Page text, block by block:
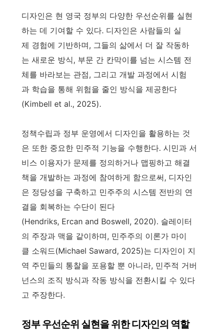
디자인은 현 영국 정부의 다양한 우선순위를 실현
하는 데 기여할 수 있다. 디자인은 사람들의 실
제 경험에 기반하며, 그들의 삶에서 더 잘 작동하
는 새로운 방식, 부문 간 칸막이를 넘는 시스템 전
체를 바라보는 관점, 그리고 개발 과정에서 시험
과 학습을 통해 위험을 줄인 방식을 제공한다
(Kimbell et al., 2025).
정책수립과 정부 운영에서 디자인을 활용하는 것
은 또한 중요한 민주적 기능을 수행한다. 시민과 서
비스 이용자가 문제를 정의하거나 맵핑하고 해결
책을 개발하는 과정에 참여하게 함으로써, 디자인
은 정당성을 구축하고 민주주의 시스템 전반의 연
결을 회복하는 수단이 된다
(Hendriks, Ercan and Boswell, 2020). 슬레이터
의 주장과 맥을 같이하며, 민주주의 이론가 마이
클 소워드(Michael Saward, 2025)는 디자인이 지
역 주민들의 통찰을 포용할 뿐 아니라, 민주적 거버
넌스의 조직 방식과 작동 방식을 전환시킬 수 있다
고 주장한다.
정부 우선순위 실현을 위한 디자인의 역할